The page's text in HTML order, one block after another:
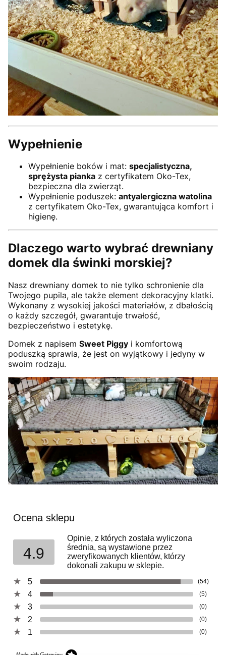
Wypełnienie
Wypełnienie boków i mat: specjalistyczna,
sprężysta pianka z certyfikatem Oko-Tex,
bezpieczna dla zwierząt.
Wypełnienie poduszek: antyalergiczna watolina
z certyfikatem Oko-Tex, gwarantująca komfort i
higienę.
Dlaczego warto wybrać drewniany
domek dla świnki morskiej?
Nasz drewniany domek to nie tylko schronienie dla
Twojego pupila, ale także element dekoracyjny klatki.
Wykonany z wysokiej jakości materiałów, z dbałością
o każdy szczegół, gwarantuje trwałość,
bezpieczeństwo i estetykę.
Domek z napisem Sweet Piggy i komfortową
poduszką sprawia, że jest on wyjątkowy i jedyny w
swoim rodzaju.
Ocena sklepu
4.9
Opinie, z których została wyliczona
średnia, są wystawione przez
zweryfikowanych klientów, którzy
dokonali zakupu w sklepie.
5
(54)
4 (5)
3 (0)
2 (0)
1 (0)